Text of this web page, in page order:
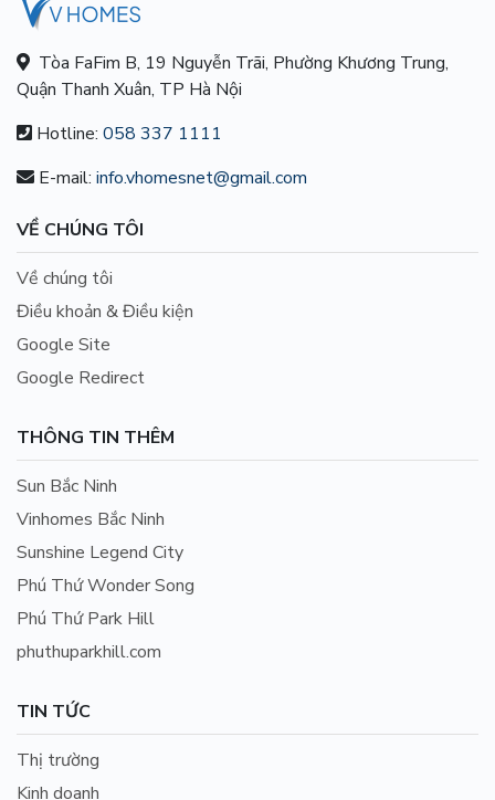
Tòa FaFim B, 19 Nguyễn Trãi, Phường Khương Trung,
Quận Thanh Xuân, TP Hà Nội
Hotline: 058 337 1111
E-mail: info.vhomesnet@gmail.com
VỀ CHÚNG TÔI
Về chúng tôi
Điều khoản & Điều kiện
Google Site
Google Redirect
THÔNG TIN THÊM
Sun Bắc Ninh
Vinhomes Bắc Ninh
Sunshine Legend City
Phú Thứ Wonder Song
Phú Thứ Park Hill
phuthuparkhill.com
TIN TỨC
Thị trường
Kinh doanh